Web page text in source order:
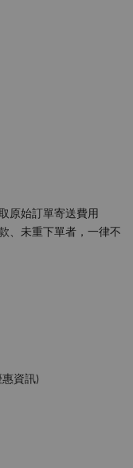
原始訂單寄送費用
、未重下單者，一律不
資訊)